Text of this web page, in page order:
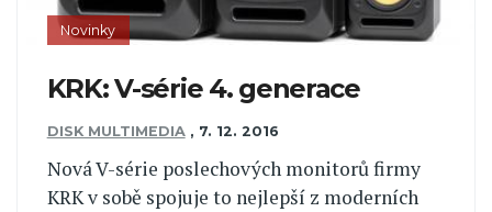
Novinky
KRK: V-série 4. generace
DISK MULTIMEDIA , 7. 12. 2016
Nová V-série poslechových monitorů firmy
KRK v sobě spojuje to nejlepší z moderních